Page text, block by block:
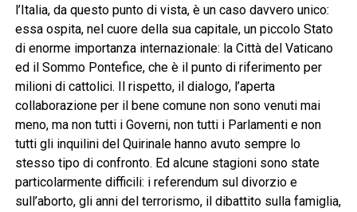
l’Italia, da questo punto di vista, è un caso davvero unico:
essa ospita, nel cuore della sua capitale, un piccolo Stato
di enorme importanza internazionale: la Città del Vaticano
ed il Sommo Pontefice, che è il punto di riferimento per
milioni di cattolici. Il rispetto, il dialogo, l’aperta
collaborazione per il bene comune non sono venuti mai
meno, ma non tutti i Governi, non tutti i Parlamenti e non
tutti gli inquilini del Quirinale hanno avuto sempre lo
stesso tipo di confronto. Ed alcune stagioni sono state
particolarmente difficili: i referendum sul divorzio e
sull’aborto, gli anni del terrorismo, il dibattito sulla famiglia,